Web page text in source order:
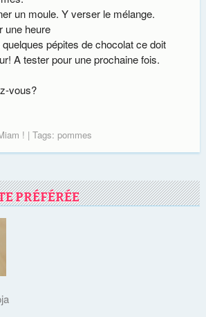
un moule. Y verser le mélange.
une heure
quelques pépites de chocolat ce doit
A tester pour une prochaine fois.
vous?
! | Tags: pommes
PRÉFÉRÉE